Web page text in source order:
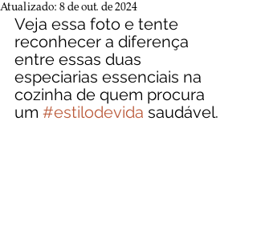
Atualizado: 8 de out. de 2024
Veja essa foto e tente
reconhecer a diferença
entre essas duas
especiarias essenciais na
cozinha de quem procura
um #estilodevida saudável.